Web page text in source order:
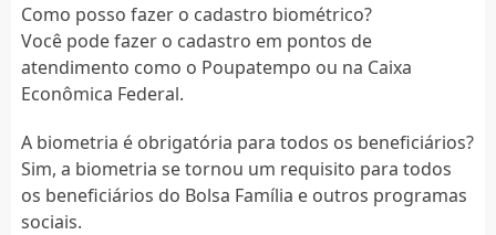
Como posso fazer o cadastro biométrico?
Você pode fazer o cadastro em pontos de
atendimento como o Poupatempo ou na Caixa
Econômica Federal.
A biometria é obrigatória para todos os beneficiários?
Sim, a biometria se tornou um requisito para todos
os beneficiários do Bolsa Família e outros programas
sociais.